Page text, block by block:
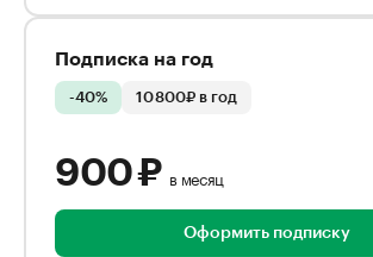
Подписка на год
-40% 10 800₽ в год
900 ₽ в месяц
Оформить подписку